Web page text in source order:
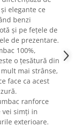
elegante ce
benzi
și pe fețele de
de prezentare.
100%,
o țesătură din
mai strânse,
face ca acest
ranforce
vei simți in
exterioare.